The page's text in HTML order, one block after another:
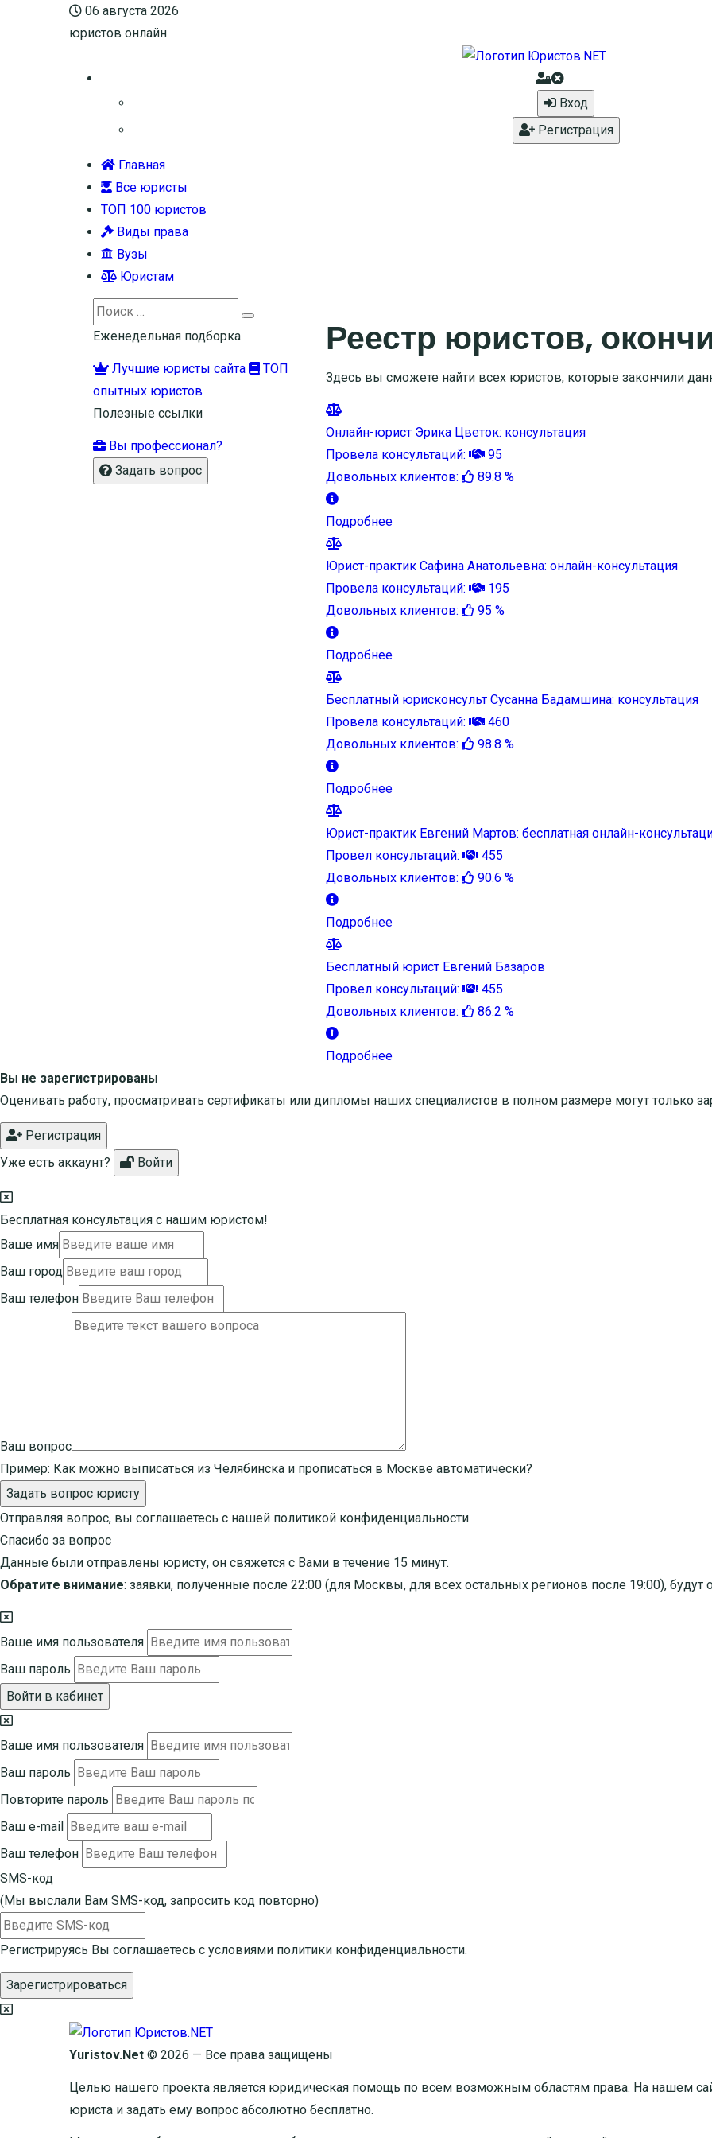
06 августа 2026
юристов онлайн
Вход
Регистрация
Главная
Все юристы
ТОП 100 юристов
Виды права
Вузы
Юристам
Реестр юристов,
Здесь вы сможете найти всех юристов, которые закончили
Онлайн-юрист Эрика Цветок: консультация
Провела консультаций:
95
Довольных клиентов:
89.8 %
Подробнее
Юрист-практик Сафина Анатольевна: онлайн-консультация
Провела консультаций:
195
Довольных клиентов:
95 %
Подробнее
Бесплатный юрисконсульт Сусанна Бадамшина: консультация
Провела консультаций:
460
Довольных клиентов:
98.8 %
Подробнее
Юрист-практик Евгений Мартов: бесплатная онлайн-
Провел консультаций:
455
Довольных клиентов:
90.6 %
Подробнее
Бесплатный юрист Евгений Базаров
Провел консультаций:
455
Довольных клиентов:
86.2 %
Подробнее
Search
for:
Еженедельная подборка
Лучшие юристы сайта
ТОП
опытных юристов
Полезные ссылки
Вы профессионал?
Задать вопрос
Вы не зарегистрированы
Оценивать работу, просматривать сертификаты или дипломы наших специалистов в полном размере могут только
Регистрация
Уже есть аккаунт?
Войти
Бесплатная консультация с нашим юристом!
Ваше имя
Ваш город
Ваш телефон
Ваш вопрос
Пример: Как можно выписаться из Челябинска и прописаться в Москве автоматически?
Задать вопрос юристу
Отправляя вопрос, вы соглашаетесь с нашей политикой конфиденциальности
Спасибо за вопрос
Данные были отправлены юристу, он свяжется с Вами в течение 15 минут.
Обратите внимание: заявки, полученные после 22:00 (для Москвы, для всех остальных регионов после 19:00),
Ваше имя пользователя
Ваш пароль
Войти в кабинет
Ваше имя пользователя
Ваш пароль
Повторите пароль
Ваш e-mail
Ваш телефон
SMS-код
(Мы выслали Вам SMS-код, запросить код повторно)
Регистрируясь Вы соглашаетесь с условиями политики конфиденциальности.
Зарегистрироваться
Yuristov.Net © 2026 — Все права защищены
Целью нашего проекта является юридическая помощь по всем возможным областям права. На нашем
юриста и задать ему вопрос абсолютно бесплатно.